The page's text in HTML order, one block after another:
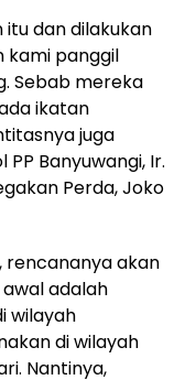
dan dilakukan
kami panggil
Sebab mereka
ikatan
juga
Banyuwangi, Ir.
Perda, Joko
rencananya akan
adalah
wilayah
di wilayah
Nantinya,